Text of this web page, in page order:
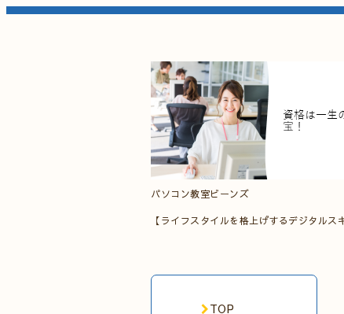
パソコン教室ビーンズ
【ライフスタイルを格上げするデジタルス
TOP